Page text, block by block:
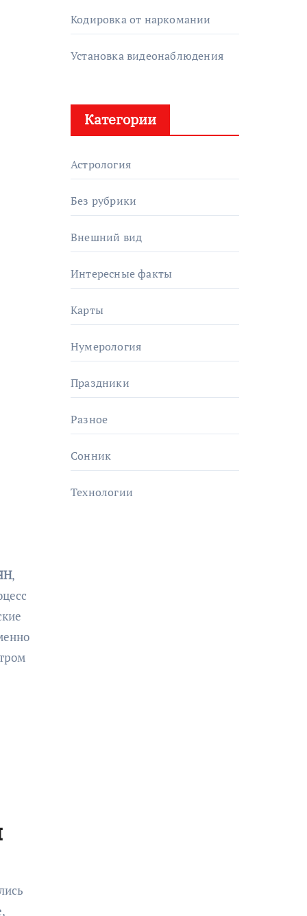
,
Кодировка от наркомании
Установка видеонаблюдения
Категории
Астрология
Без рубрики
Внешний вид
Интересные факты
Карты
Нумерология
Праздники
Разное
Сонник
Технологии